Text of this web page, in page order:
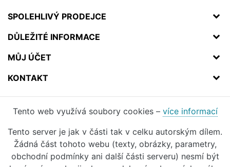
SPOLEHLIVÝ PRODEJCE
DŮLEŽITÉ INFORMACE
MŮJ ÚČET
KONTAKT
Tento web využívá soubory cookies – více informací
Tento server je jak v části tak v celku autorským dílem.
Žádná část tohoto webu (texty, obrázky, parametry,
obchodní podmínky ani další části serveru) nesmí být